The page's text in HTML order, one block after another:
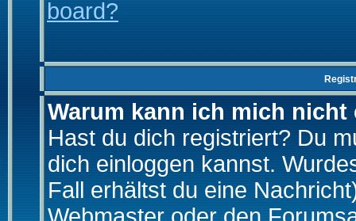
board?
Warum kann ich mich nicht
Hast du dich registriert? Du
dich einloggen kannst.
Fall erhältst du eine